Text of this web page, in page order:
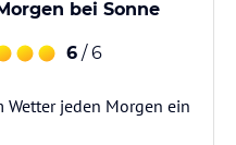
bei Sonne
6 / 6
Wetter jeden Morgen ein